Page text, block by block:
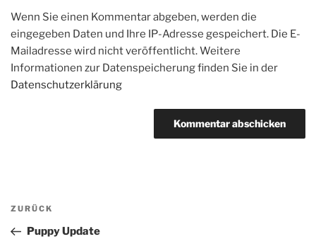
Wenn Sie einen Kommentar abgeben, werden die
eingegeben Daten und Ihre IP-Adresse gespeichert. Die E-
Mailadresse wird nicht veröffentlicht. Weitere
Informationen zur Datenspeicherung finden Sie in der
Datenschutzerklärung
Beitragsnavigation
Vorheriger
Beitrag
ZURÜCK
Puppy Update